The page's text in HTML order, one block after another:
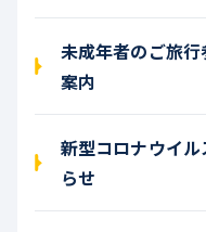
未成年者のご旅
案内
新型コロナウイ
らせ